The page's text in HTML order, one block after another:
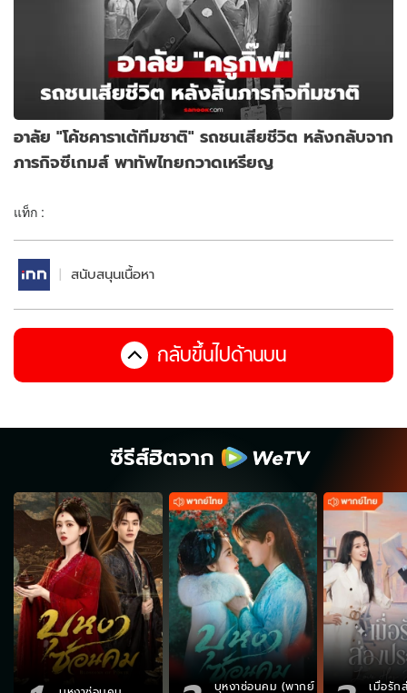
อาลัย "โค้ชคาราเต้ทีมชาติ" รถชนเสียชีวิต หลังกลับจาก
ภารกิจซีเกมส์ พาทัพไทยกวาดเหรียญ
แท็ก :
สนับสนุนเนื้อหา
กลับขึ้นไปด้านบน
ซีรีส์ฮิตจาก
บุหงาซ่อนคม (พากย์ เมื่อรัก